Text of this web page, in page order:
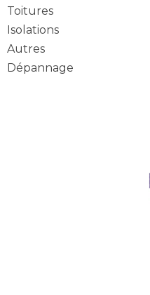
Toitures
Isolations
Autres
Dépannage